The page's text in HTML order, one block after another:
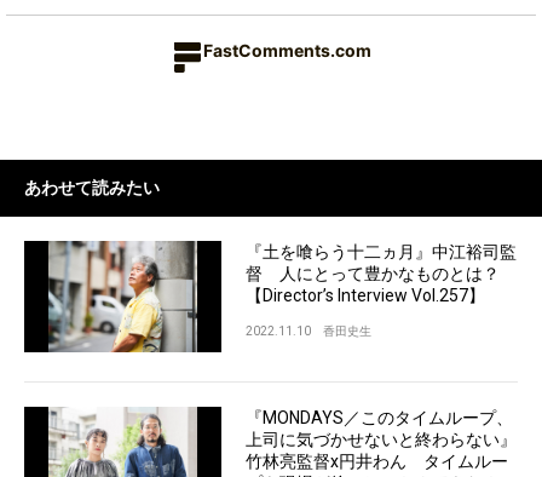
FastComments.com
あわせて読みたい
『土を喰らう十二ヵ月』中江裕司監
督 人にとって豊かなものとは？
【Director’s Interview Vol.257】
2022.11.10 香田史生
『MONDAYS／このタイムループ、
上司に気づかせないと終わらない』
竹林亮監督x円井わん タイムルー